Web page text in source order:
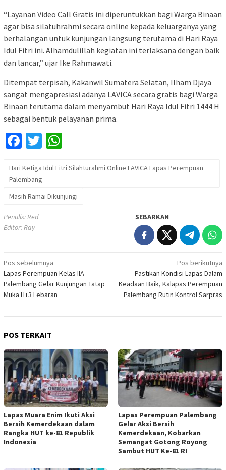
“Layanan Video Call Gratis ini diperuntukkan bagi Warga Binaan
agar bisa silatuhrahmi secara online kepada keluarganya yang
berhalangan untuk kunjungan langsung terutama di Hari Raya
Idul Fitri ini. Alhamdulillah kegiatan ini terlaksana dengan baik
dan lancar,” ujar Ike Rahmawati.
Ditempat terpisah, Kakanwil Sumatera Selatan, Ilham Djaya
sangat mengapresiasi adanya LAVICA secara gratis bagi Warga
Binaan terutama dalam menyambut Hari Raya Idul Fitri 1444 H
sebagai bentuk pelayanan prima.
Facebook
Twitter
Hari Ketiga Idul Fitri Silahturahmi Online LAVICA Lapas Perempuan
Palembang
Masih Ramai Dikunjungi
Penulis: Red
Editor: Ray
SEBARKAN
Navigasi
pos
Pos sebelumnya
Lapas Perempuan Kelas IIA
Palembang Gelar Kunjungan Tatap
Muka H+3 Lebaran
Pos berikutnya
Pastikan Kondisi Lapas Dalam
Keadaan Baik, Kalapas Perempuan
Palembang Rutin Kontrol Sarpras
POS TERKAIT
Lapas Muara Enim Ikuti Aksi
Bersih Kemerdekaan dalam
Rangka HUT ke-81 Republik
Indonesia
Lapas Perempuan Palembang
Gelar Aksi Bersih
Kemerdekaan, Kobarkan
Semangat Gotong Royong
Sambut HUT Ke-81 RI